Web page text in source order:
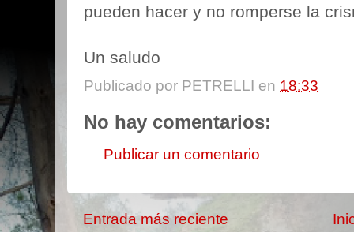
pueden hacer y no romperse la
Un saludo
Publicado por PETRELLI en 18:33
No hay comentarios:
Publicar un comentario
Entrada más reciente